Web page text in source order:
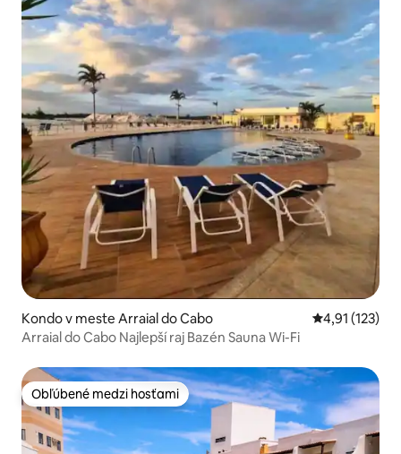
Kondo v meste Arraial do Cabo Priemerné
4,91 (123)
Arraial do Cabo Najlepší raj Bazén Sauna Wi-Fi
Obľúbené medzi hosťami
Obľúbené medzi hosťami